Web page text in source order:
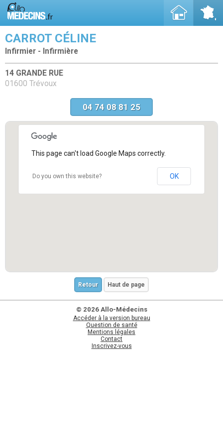
CARROT CÉLINE
Infirmier - Infirmière
14 GRANDE RUE
01600 Trévoux
04 74 08 81 25
This page can't load Google Maps correctly.
Do you own this website? OK
Retour Haut de page
© 2026 Allo-Médecins
Accéder à la version bureau
Question de santé
Mentions légales
Contact
Inscrivez-vous